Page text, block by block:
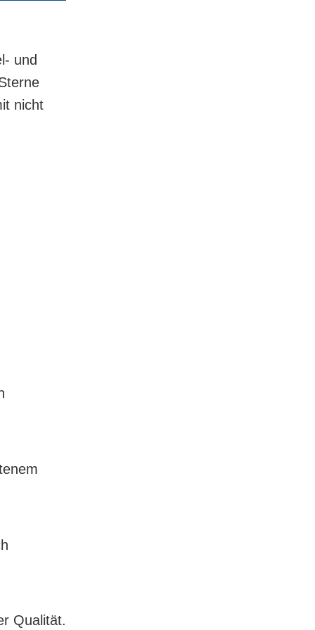
und
nicht
Qualität.